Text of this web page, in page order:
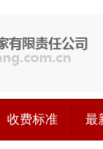
收费标准 最